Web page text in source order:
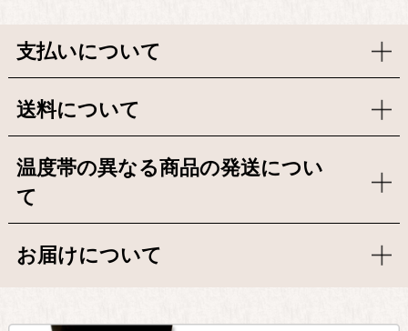
支払いについて
送料について
温度帯の異なる商品の発送につい
て
お届けについて